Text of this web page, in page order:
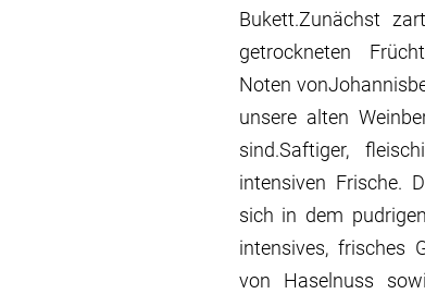
Bukett.Zunächst
getrockneten
Noten
unsere alten
sind.Saftiger,
intensiven Frische.
sich in dem
intensives, frisches
von Haselnuss